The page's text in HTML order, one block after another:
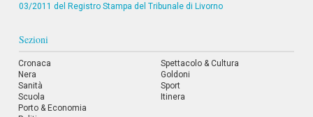
i
i
a
l
e
V
a
03/2011 del Registro Stampa del Tribunale di Livorno
Sezioni
Cronaca
Nera
Sanità
Scuola
Porto & Economia
Spettacolo & Cultura
Goldoni
Sport
Itinera